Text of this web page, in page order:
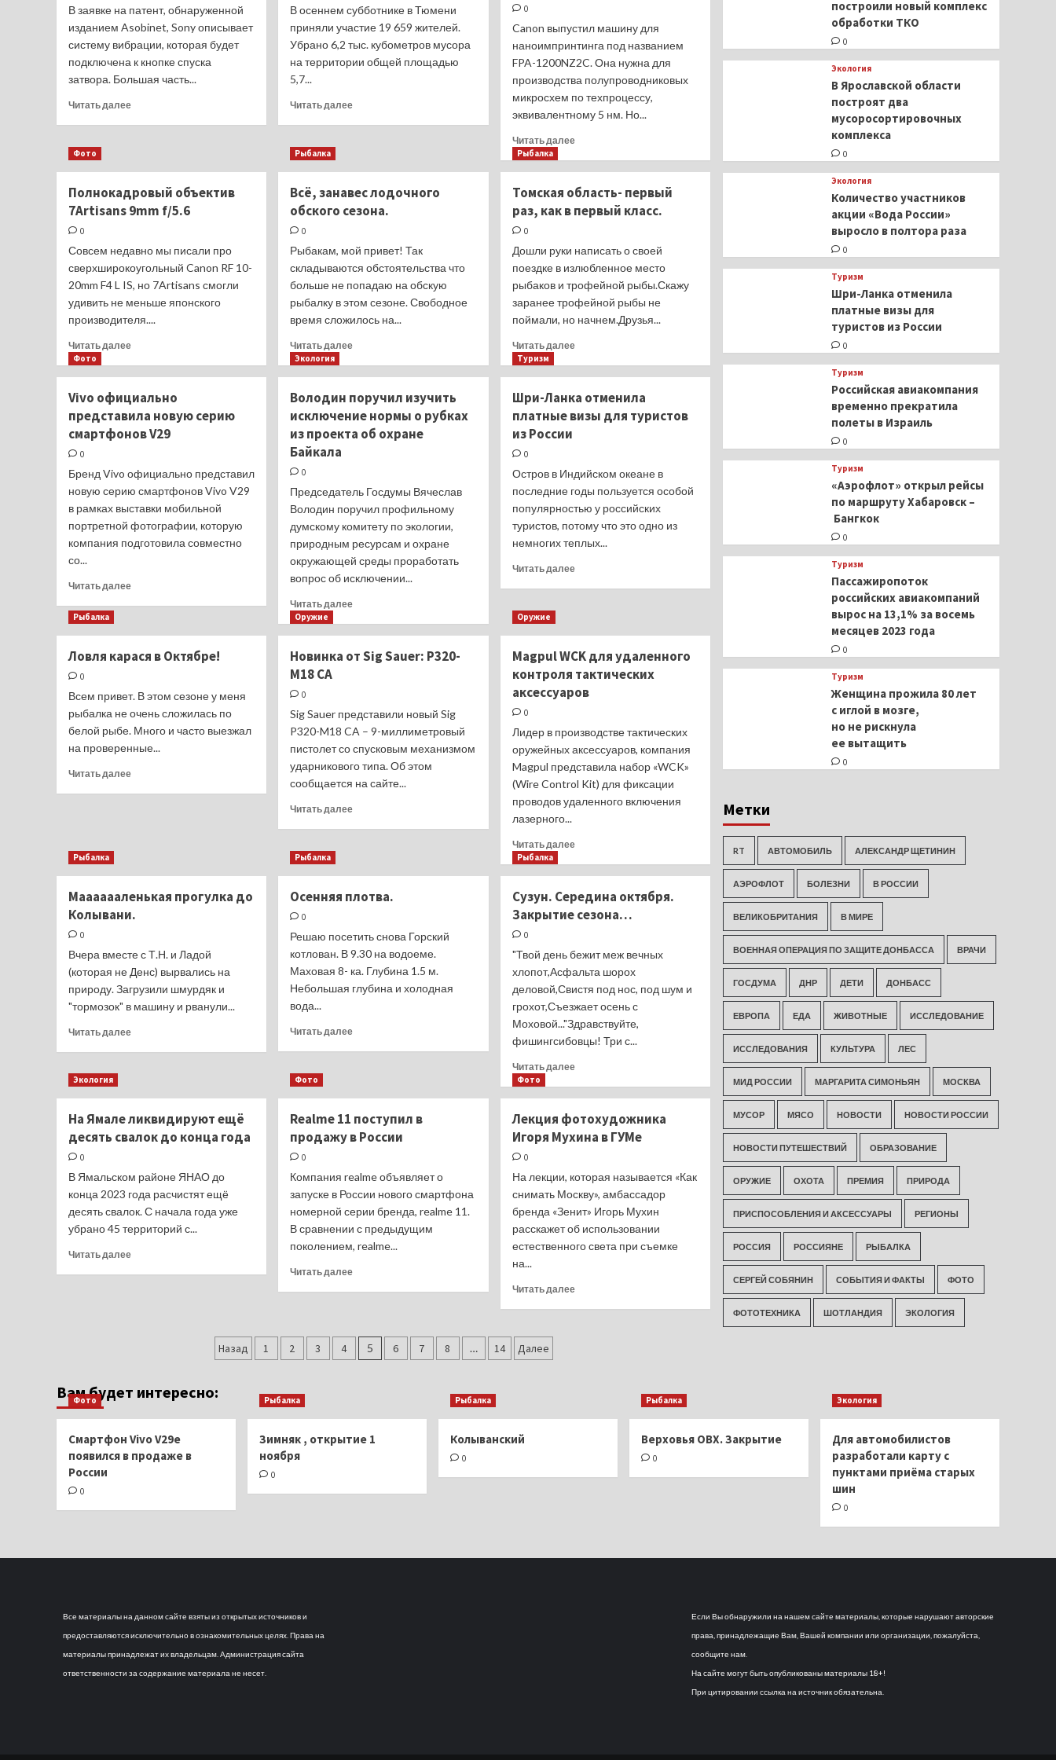
В заявке на патент, обнаруженной
изданием Asobinet, Sony описывает
систему вибрации, которая будет
подключена к кнопке спуска
затвора. Большая часть...
Читать далееПрочитать
тактильный
отклик
в
своих
камерах
В осеннем субботнике в Тюмени
приняли участие 19 659 жителей.
Убрано 6,2 тыс. кубометров мусора
на территории общей площадью
5,7...
Читать далееПрочитать
Тюмени
стали
тысяч
человек
0
Canon выпустил машину для
наноимпринтинга под названием
FPA-1200NZ2C. Она нужна для
производства полупроводниковых
микросхем по техпроцессу,
эквивалентному 5 нм. Но...
Читать далееПрочитать
разрабатывает
оборудование
по
техпроцессу
5
нм
Фото
Полнокадровый объектив
7Artisans 9mm f/5.6
0
Совсем недавно мы писали про
сверхширокоугольный Canon RF 10-
20mm F4 L IS, но 7Artisans смогли
удивить не меньше японского
производителя....
Читать далееПрочитать
объектив
7Artisans
9mm
Рыбалка
Всё, занавес лодочного
обского сезона.
0
Рыбакам, мой привет! Так
складываются обстоятельства что
больше не попадаю на обскую
рыбалку в этом сезоне. Свободное
время сложилось на...
Читать далееПрочитать
занавес
лодочного
обского
Рыбалка
Томская область- первый
раз, как в первый класс.
0
Дошли руки написать о своей
поездке в излюбленное место
рыбаков и трофейной рыбы.Скажу
заранее трофейной рыбы не
поймали, но начнем.Друзья...
Читать далееПрочитать
область-
первый
первый
класс.
Фото
Vivo официально
представила новую серию
смартфонов V29
0
Бренд Vivo официально представил
новую серию смартфонов Vivo V29
в рамках выставки мобильной
портретной фотографии, которую
компания подготовила совместно
со...
Читать далееПрочитать
представила
смартфонов
V29
Экология
Володин поручил изучить
исключение нормы о рубках
из проекта об охране
Байкала
0
Председатель Госдумы Вячеслав
Володин поручил профильному
думскому комитету по экологии,
природным ресурсам и охране
окружающей среды проработать
вопрос об исключении...
Читать далееПрочитать
поручил
о
рубках
из
проекта
об
Байкала
Туризм
Шри-Ланка отменила
платные визы для туристов
из России
0
Остров в Индийском океане в
последние годы пользуется особой
популярностью у российских
туристов, потому что это одно из
немногих теплых...
Читать далееПрочитать
платные
визы
туристов
Рыбалка
Ловля карася в Октябре!
0
Всем привет. В этом сезоне у меня
рыбалка не очень сложилась по
белой рыбе. Много и часто выезжал
на проверенные...
Читать далееПрочитать
Оружие
Новинка от Sig Sauer: P320-
M18 CA
0
Sig Sauer представили новый Sig
P320-M18 CA – 9-миллиметровый
пистолет со спусковым механизмом
ударникового типа. Об этом
сообщается на сайте...
Читать далееПрочитать
Sauer:
CA
Оружие
Magpul WCK для удаленного
контроля тактических
аксессуаров
0
Лидер в производстве тактических
оружейных аксессуаров, компания
Magpul представила набор «WCK»
(Wire Control Kit) для фиксации
проводов удаленного включения
лазерного...
Читать далееПрочитать
WCK
для
тактических
аксессуаров
Рыбалка
Мааааааленькая прогулка до
Колывани.
0
Вчера вместе с Т.Н. и Ладой
(которая не Денс) вырвались на
природу. Загрузили шмурдяк и
"тормозок" в машину и рванули...
Читать далееПрочитать
Колывани.
Рыбалка
Осенняя плотва.
0
Решаю посетить снова Горский
котлован. В 9.30 на водоеме.
Маховая 8- ка. Глубина 1.5 м.
Небольшая глубина и холодная
вода...
Читать далееПрочитать
Рыбалка
Сузун. Середина октября.
Закрытие сезона…
0
"Твой день бежит меж вечных
хлопот,Асфальта шорох
деловой,Свистя под нос, под шум и
грохот,Съезжает осень с
Моховой..."Здравствуйте,
фишингсибовцы! Три с...
Читать далееПрочитать
Середина
октября.
Экология
На Ямале ликвидируют ещё
десять свалок до конца года
0
В Ямальском районе ЯНАО до
конца 2023 года расчистят ещё
десять свалок. С начала года уже
убрано 45 территорий с...
Читать далееПрочитать
конца
года
Фото
Realme 11 поступил в
продажу в России
0
Компания realme объявляет о
запуске в России нового смартфона
номерной серии бренда, realme 11.
В сравнении с предыдущим
поколением, realme...
Читать далееПрочитать
поступил
в
Фото
Лекция фотохудожника
Игоря Мухина в ГУМе
0
На лекции, которая называется «Как
снимать Москву», амбассадор
бренда «Зенит» Игорь Мухин
расскажет об использовании
естественного света при съемке
на...
Читать далееПрочитать
Пагинация
Назад 1 2 3 4 5 6 7 8 … 14 Далее
построили новый комплекс
обработки ТКО
0
Экология
В Ярославской области
построят два
мусоросортировочных
комплекса
0
Экология
Количество участников
акции «Вода России»
выросло в полтора раза
0
Туризм
Шри-Ланка отменила
платные визы для
туристов из России
0
Туризм
Российская авиакомпания
временно прекратила
полеты в Израиль
0
Туризм
«Аэрофлот» открыл рейсы
по маршруту Хабаровск –
Бангкок
0
Туризм
Пассажиропоток
российских авиакомпаний
вырос на 13,1% за восемь
месяцев 2023 года
0
Туризм
Женщина прожила 80 лет
с иглой в мозге,
но не рискнула
ее вытащить
0
Метки
RT АВТОМОБИЛЬ АЛЕКСАНДР ЩЕТИНИН
АЭРОФЛОТ БОЛЕЗНИ В РОССИИ
ВЕЛИКОБРИТАНИЯ В МИРЕ
ВОЕННАЯ ОПЕРАЦИЯ ПО ЗАЩИТЕ ДОНБАССА ВРАЧИ
ГОСДУМА ДНР ДЕТИ ДОНБАСС
ЕВРОПА ЕДА ЖИВОТНЫЕ ИССЛЕДОВАНИЕ
ИССЛЕДОВАНИЯ КУЛЬТУРА ЛЕС
МИД РОССИИ МАРГАРИТА СИМОНЬЯН МОСКВА
МУСОР МЯСО НОВОСТИ НОВОСТИ РОССИИ
НОВОСТИ ПУТЕШЕСТВИЙ ОБРАЗОВАНИЕ
ОРУЖИЕ ОХОТА ПРЕМИЯ ПРИРОДА
ПРИСПОСОБЛЕНИЯ И АКСЕССУАРЫ РЕГИОНЫ
РОССИЯ РОССИЯНЕ РЫБАЛКА
СЕРГЕЙ СОБЯНИН СОБЫТИЯ И ФАКТЫ ФОТО
ФОТОТЕХНИКА ШОТЛАНДИЯ ЭКОЛОГИЯ
Вам будет интересно:
Фото
Смартфон Vivo V29e
появился в продаже в
России
0
Рыбалка
Зимняк , открытие 1
ноября
0
Рыбалка
Колыванский
0
Рыбалка
Верховья ОВХ. Закрытие
0
Экология
Для автомобилистов
разработали карту с
пунктами приёма старых
шин
0
Все материалы на данном сайте взяты из открытых источников и
предоставляются исключительно в ознакомительных целях. Права на
материалы принадлежат их владельцам. Администрация сайта
ответственности за содержание материала не несет.
Если Вы обнаружили на нашем сайте материалы, которые нарушают авторские
права, принадлежащие Вам, Вашей компании или организации, пожалуйста,
сообщите нам.
На сайте могут быть опубликованы материалы 18+!
При цитировании ссылка на источник обязательна.